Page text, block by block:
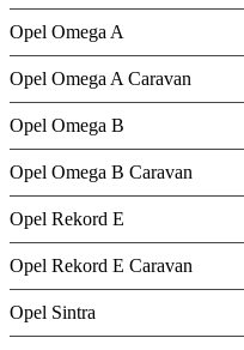
Opel Omega A
Opel Omega A Caravan
Opel Omega B
Opel Omega B Caravan
Opel Rekord E
Opel Rekord E Caravan
Opel Sintra